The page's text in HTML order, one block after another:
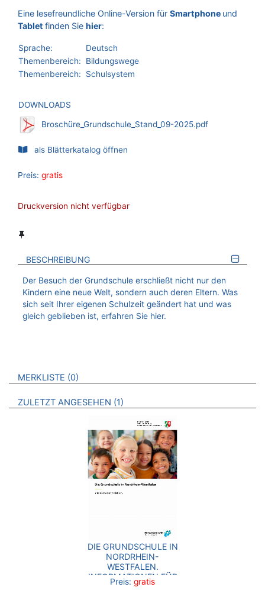
Eine lesefreundliche Online-Version für Smartphone und
Tablet finden Sie hier:
Sprache:
Deutsch
Themenbereich:
Bildungswege
Themenbereich:
Schulsystem
DOWNLOADS
Broschüre_Grundschule_Stand_09-2025.pdf
als Blätterkatalog öffnen
Preis: gratis
Druckversion nicht verfügbar
BESCHREIBUNG
Der Besuch der Grundschule erschließt nicht nur den
Kindern eine neue Welt, sondern auch deren Eltern. Was
sich seit Ihrer eigenen Schulzeit geändert hat und was
gleich geblieben ist, erfahren Sie hier.
VERWEISE AUF VERMERKTE- ODER ZULETZT ANGESEHENE
MERKLISTE 0 BROSCHÜREN
ZULETZT ANGESEHEN 1 BROSCHÜREN
DIE GRUNDSCHULE IN
NORDRHEIN-
WESTFALEN.
INFORMATIONEN FÜR
ELTERN
Preis: gratis